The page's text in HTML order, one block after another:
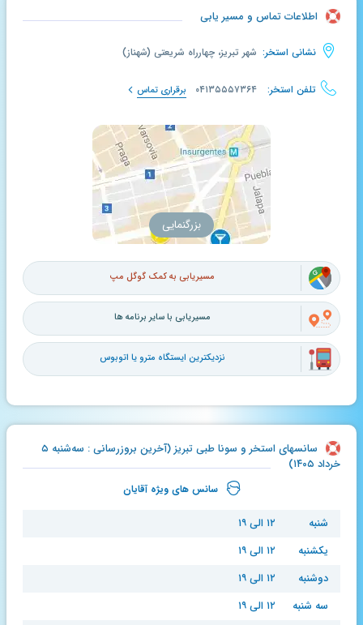
اطلاعات تماس و مسیر یابی
نشانی استخر: شهر تبریز، چهارراه شریعتی (شهناز)
تلفن استخر: ۰۴۱۳۵۵۵۷۳۶۴ برقراری تماس
بزرگنمایی
مسیریابی به کمک گوگل مپ
مسیریابی با سایر برنامه ها
نزدیکترین ایستگاه مترو یا اتوبوس
سانسهای استخر و سونا طبی تبریز (آخرین بروزرسانی : سه‌شنبه ۵
خرداد ۱۴۰۵)
سانس های ویژه آقایان
شنبه
۱۲ الی ۱۹
یکشنبه
۱۲ الی ۱۹
دوشنبه
۱۲ الی ۱۹
سه شنبه
۱۲ الی ۱۹